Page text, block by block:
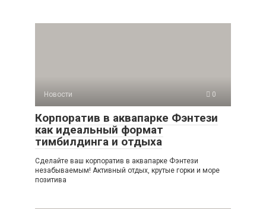
Новости 0
Корпоратив в аквапарке Фэнтези
как идеальный формат
тимбилдинга и отдыха
Сделайте ваш корпоратив в аквапарке Фэнтези
незабываемым! Активный отдых, крутые горки и море
позитива